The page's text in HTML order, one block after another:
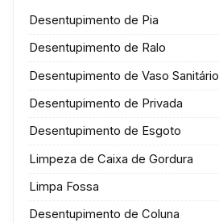
Desentupimento de Pia
Desentupimento de Ralo
Desentupimento de Vaso Sanitário
Desentupimento de Privada
Desentupimento de Esgoto
Limpeza de Caixa de Gordura
Limpa Fossa
Desentupimento de Coluna